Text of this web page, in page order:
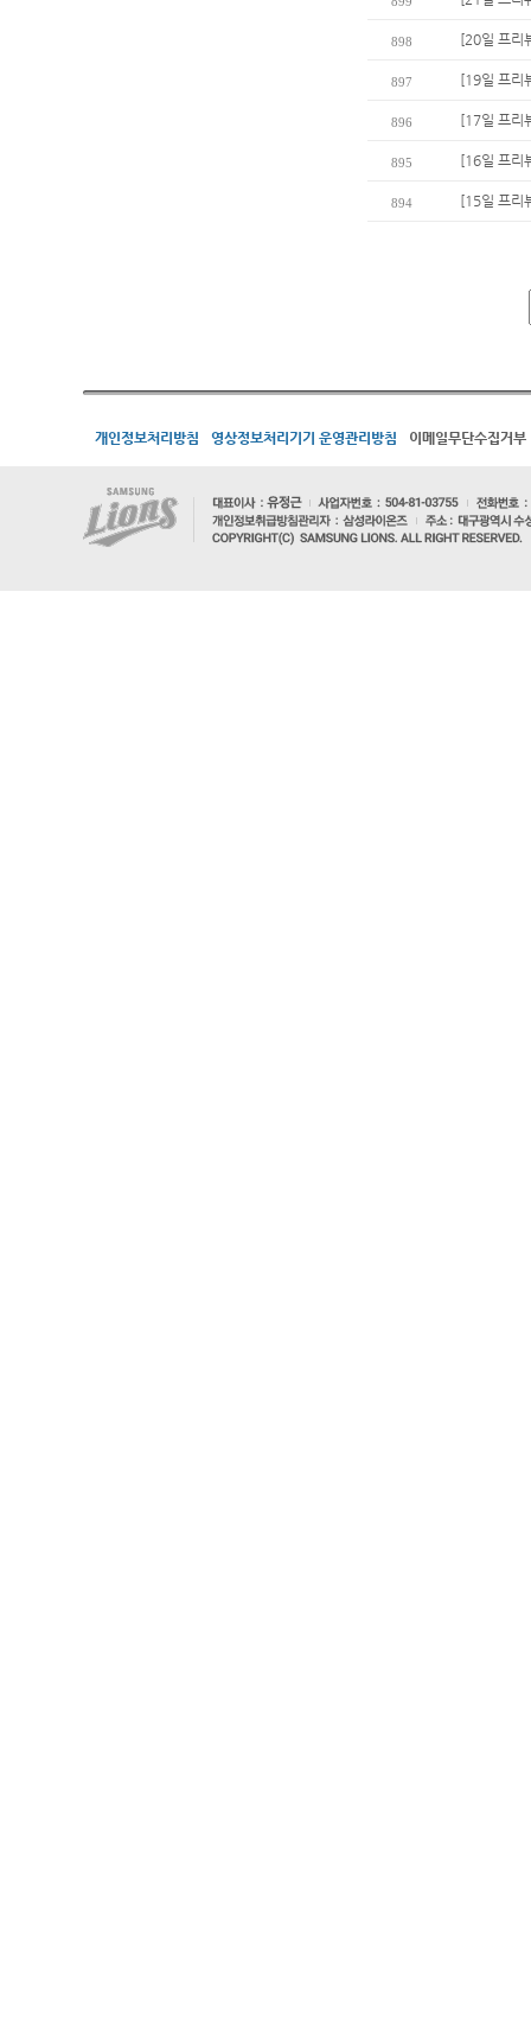
898 [20일 프리
897 [19일 프리
896 [17일 프리
895 [16일 프리
894 [15일 프리
개인정보처리방침 영상정보처리기기 운영관리방침 이메일무단수집거부